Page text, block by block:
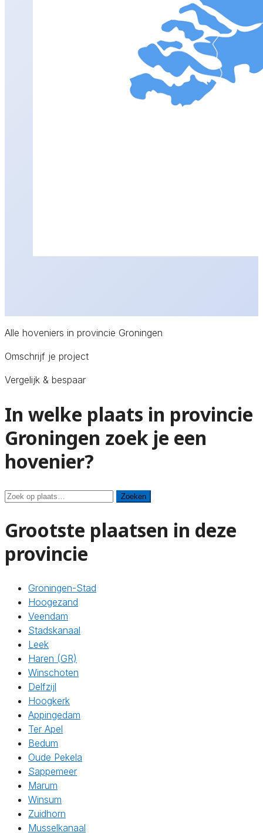
Alle hoveniers in provincie Groningen
Omschrijf je project
Vergelijk & bespaar
In welke plaats in provincie
Groningen zoek je een
hovenier?
Zoeken Zoeken
Grootste plaatsen in deze
provincie
Groningen-Stad
Hoogezand
Veendam
Stadskanaal
Leek
Haren (GR)
Winschoten
Delfzijl
Hoogkerk
Appingedam
Ter Apel
Bedum
Oude Pekela
Sappemeer
Marum
Winsum
Zuidhorn
Musselkanaal